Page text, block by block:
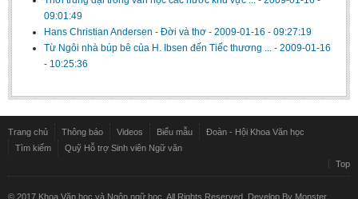
09:01:49
Hans Christian Andersen - Đời và thơ - 2009-01-16 - 09:27:19
Từ Ngôi nhà búp bê của H. Ibsen đến Tiếc thương ... - 2009-01-16
- 10:25:36
Trang chủ Thông báo Videos Biểu mẫu
Đoàn - Hội Khoa Văn học
Tìm kiếm
Quỹ Hỗ trợ Sinh viên Ngữ văn
Top
© 2017 Khoa Văn học và Ngôn ngữ học. All Rights Reserved. Develop By Monster